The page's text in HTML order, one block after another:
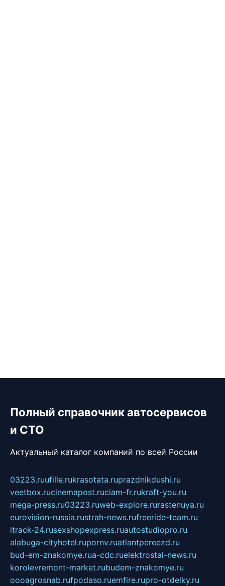
Полный справочник автосервисов
и СТО
Актуальный каталог компаний по всей России
03223.ruufille.rukrasotata.ruprazdnikdushi.ru
veetbox.rucinemapost.ruciam-fr.rukraft-you.ru
mega-press.ru03223.ruweb-explore.rurastenuya.ru
eurovision-russia.rustrah-news.rufreeride-team.ru
itrack-24.rusexshopexpress.ruautostudiopro.ru
alabuga-cityhotel.rupornv.ruatlantpereezd.ru
bud-em-znakomye.rua-cdc.ruelektrostal-news.ru
korolevremont-market.rubudem-znakomye.ru
oooagrosnab.rufpodaso.ruemfire.rupro-otdelky.ru